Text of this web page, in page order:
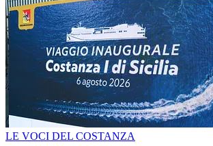
LE VOCI DEL COSTANZA